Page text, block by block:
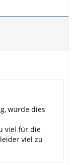
würde dies
viel für die
viel zu